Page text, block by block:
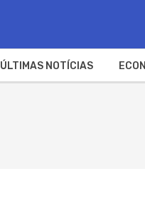
ÚLTIMAS NOTÍCIAS